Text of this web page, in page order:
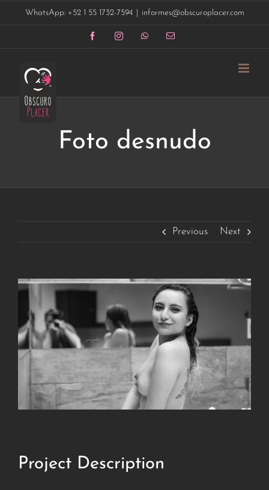
WhatsApp: +52 1 55 1732-7594 informes@obscuroplacer.com
FacebookInstagramWhatsAppCorreo
Foto desnudo
Previous Next
Project Description